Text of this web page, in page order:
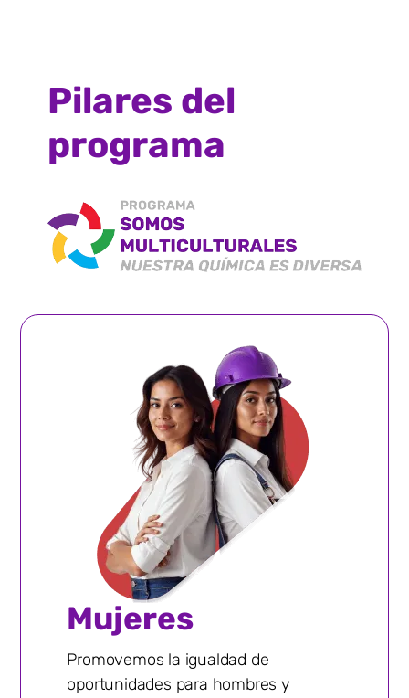
Pilares del
programa
Mujeres
Promovemos la igualdad de
oportunidades para hombres y